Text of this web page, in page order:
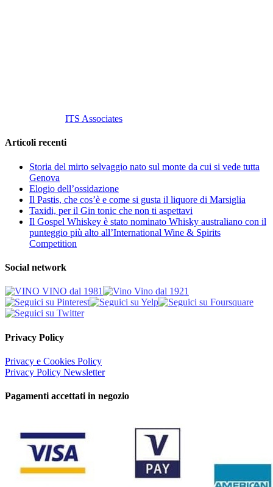
ITS Associates
Articoli recenti
Storia del mirto selvaggio nato sul monte da cui si vede tutta
Genova
Elogio dell’ossidazione
Il Pastis, che cos’è e come si gusta il liquore di Marsiglia
Taxidi, per il Gin tonic che non ti aspettavi
Il Gospel Whiskey è stato nominato Whisky australiano con il
punteggio più alto all’International Wine & Spirits
Competition
Social network
Privacy Policy
Privacy e Cookies Policy
Privacy Policy Newsletter
Pagamenti accettati in negozio